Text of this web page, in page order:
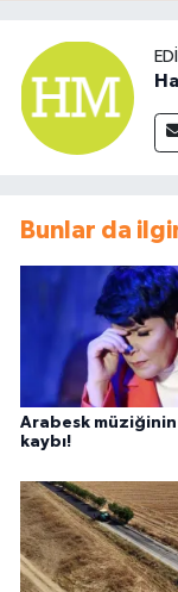
Bunlar da
Arabesk müziğinin
kaybı!